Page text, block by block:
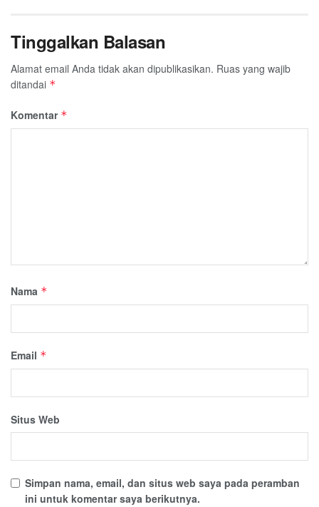
Tinggalkan Balasan
Alamat email Anda tidak akan dipublikasikan. Ruas yang wajib
ditandai *
Komentar *
Nama *
Email *
Situs Web
Simpan nama, email, dan situs web saya pada peramban
ini untuk komentar saya berikutnya.